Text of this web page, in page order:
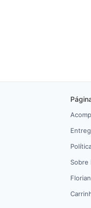
Sobre